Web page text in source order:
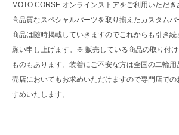
MOTO CORSE オンラインストアをご利用いただき
高品質なスペシャルパーツを取り揃えたカスタムパ
商品は随時掲載していきますのでこれからも引き
願い申し上げます。※ 販売している商品の取り付
ものもあります。装着にご不安な方は全国の二輪
売店においてもお求めいただけますので専門店で
すめいたします。